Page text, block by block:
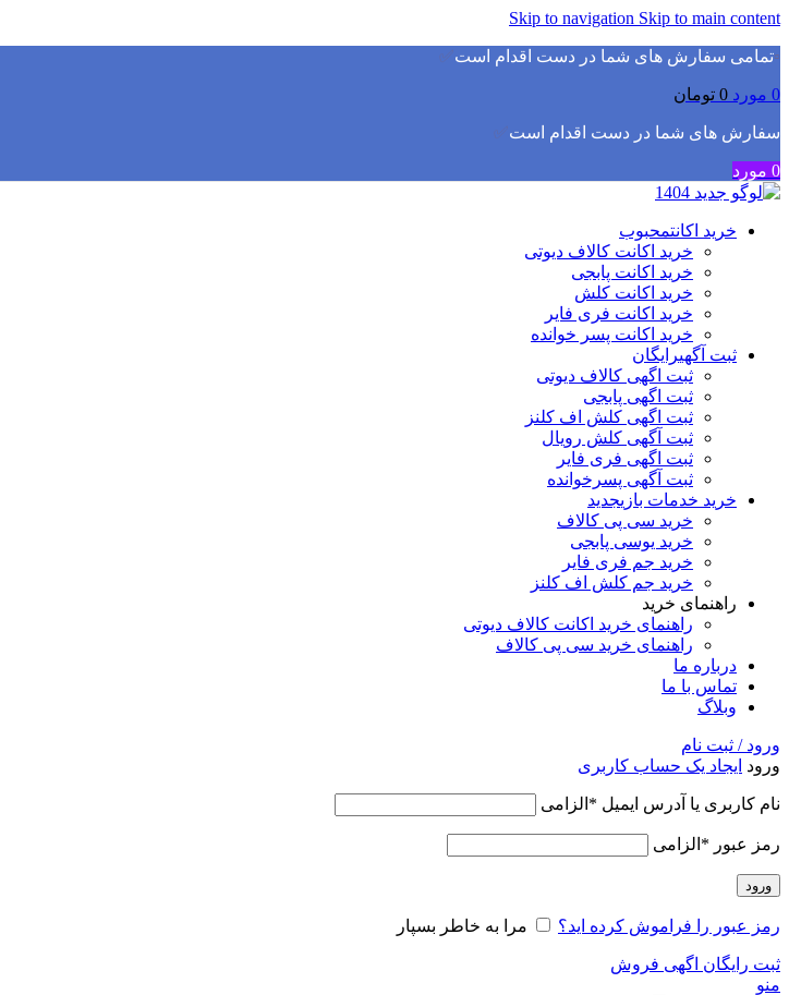
Skip to navigation Skip to main content
▫️تمامی سفارش های شما در دست اقدام است✅
0 مورد 0 تومان
سفارش های شما در دست اقدام است✅
0 مورد
خرید اکانتمحبوب
خرید اکانت کالاف دیوتی
خرید اکانت پابجی
خرید اکانت کلش
خرید اکانت فری فایر
خرید اکانت پسر خوانده
ثبت آگهیرایگان
ثبت اگهی کالاف دیوتی
ثبت اگهی پابجی
ثبت اگهی کلش اف کلنز
ثبت آگهی کلش رویال
ثبت اگهی فری فایر
ثبت آگهی پسرخوانده
خرید خدمات بازیجدید
خرید سی پی کالاف
خرید یوسی پابجی
خرید جم فری فایر
خرید جم کلش اف کلنز
راهنمای خرید
راهنمای خرید اکانت کالاف دیوتی
راهنمای خرید سی پی کالاف
درباره ما
تماس با ما
وبلاگ
ورود / ثبت نام
ورود ایجاد یک حساب کاربری
نام کاربری یا آدرس ایمیل * الزامی
رمز عبور * الزامی
ورود
رمز عبور را فراموش کرده اید؟ مرا به خاطر بسپار
ثبت رایگان اگهی فروش
منو